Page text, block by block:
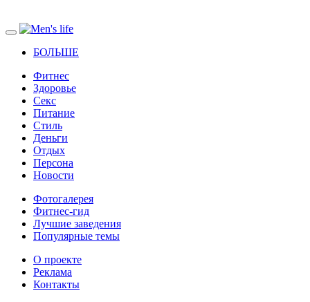
БОЛЬШЕ
Фитнес
Здоровье
Секс
Питание
Стиль
Деньги
Отдых
Персона
Новости
Фотогалерея
Фитнес-гид
Лучшие заведения
Популярные темы
О проекте
Реклама
Контакты